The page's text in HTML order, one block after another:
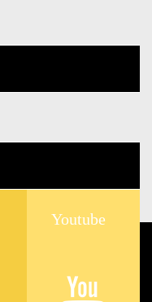
Youtube